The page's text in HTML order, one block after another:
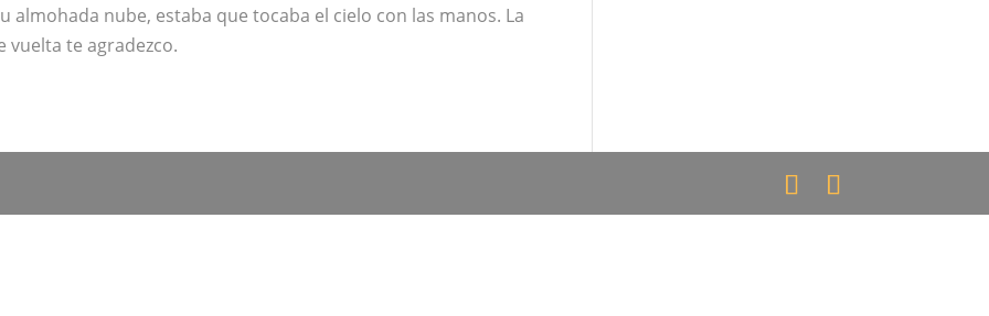
nube, estaba que tocaba el cielo con las manos. La
vuelta te agradezco.